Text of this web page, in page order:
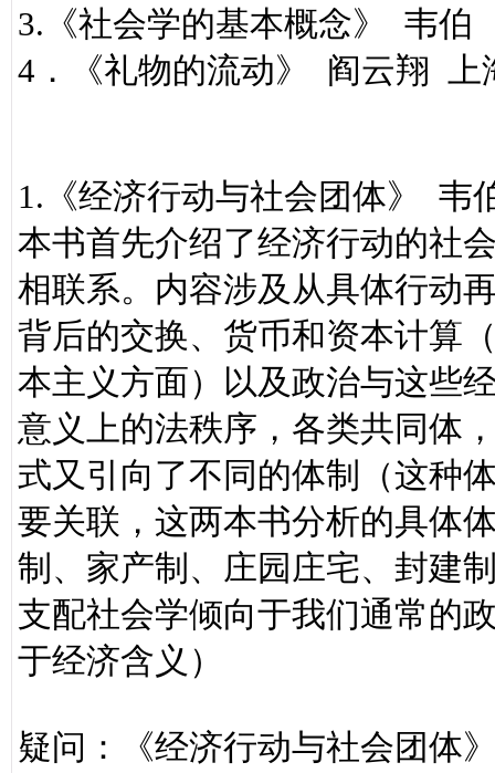
3.《社会学的基本概念》 韦
4．《礼物的流动》 阎云翔 上
1.《经济行动与社会团体》
本书首先介绍了经济行动的社
相联系。内容涉及从具体行动
背后的交换、货币和资本计算
本主义方面）以及政治与这些
意义上的法秩序，各类共同体
式又引向了不同的体制（这种
要关联，这两本书分析的具体
制、家产制、庄园庄宅、封建
支配社会学倾向于我们通常的
于经济含义）
疑问：《经济行动与社会团体